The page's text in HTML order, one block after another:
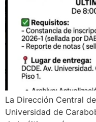
La Dirección Central
Universidad de